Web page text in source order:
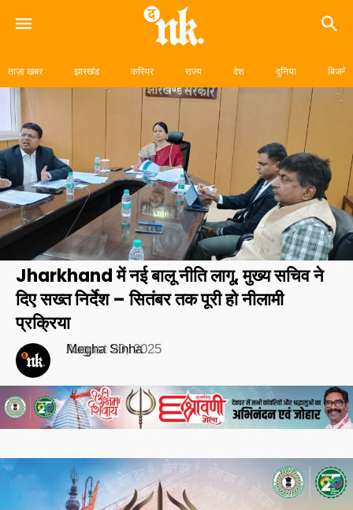
ताज़ा खबर झारखंड करियर राज्य देश दुनिया बिजनेस
Jharkhand में नई बालू नीति लागू, मुख्य सचिव ने
दिए सख्त निर्देश – सितंबर तक पूरी हो नीलामी
प्रक्रिया
Megha Sinha
August 20, 2025